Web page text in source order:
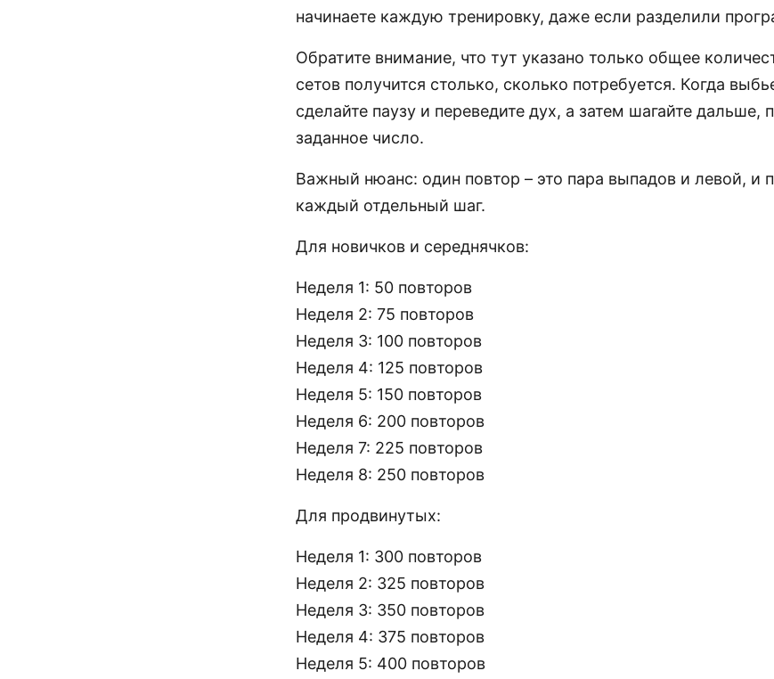
начинаете каждую тренировку, даже если разделили
Обратите внимание, что тут указано только общее
сетов получится столько, сколько потребуется. Когда
сделайте паузу и переведите дух, а затем шагайте дальше,
заданное число.
Важный нюанс: один повтор – это пара выпадов и левой, и
каждый отдельный шаг.
Для новичков и середнячков:
Неделя 1: 50 повторов
Неделя 2: 75 повторов
Неделя 3: 100 повторов
Неделя 4: 125 повторов
Неделя 5: 150 повторов
Неделя 6: 200 повторов
Неделя 7: 225 повторов
Неделя 8: 250 повторов
Для продвинутых:
Неделя 1: 300 повторов
Неделя 2: 325 повторов
Неделя 3: 350 повторов
Неделя 4: 375 повторов
Неделя 5: 400 повторов